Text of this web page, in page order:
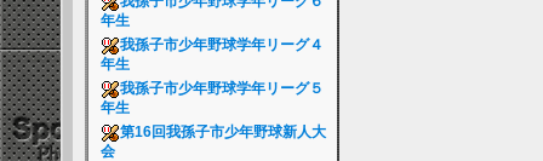
年生
我孫子市少年野球学年リーグ４
年生
我孫子市少年野球学年リーグ５
年生
第16回我孫子市少年野球新人大
会